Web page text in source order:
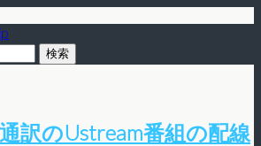
訳のUstream番組の配線